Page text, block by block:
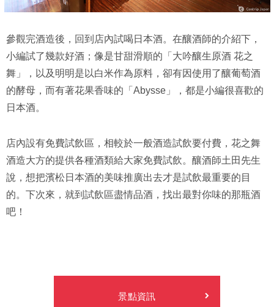
參觀完酒造後，回到店內試喝日本酒。在釀酒師的介紹下，
小編試了幾款好酒；像是甘甜滑順的「大吟釀生原酒 花之
舞」，以及明明是以白米作為原料，卻有因使用了釀葡萄酒
的酵母，而有著花果香味的「Abysse」，都是小編很喜歡的
日本酒。
店內設有免費試飲區，相較於一般酒造試飲要付費，花之舞
酒造大方的提供各種酒類給大家免費試飲。釀酒師土田先生
說，想把濱松日本酒的美味推廣出去才是試飲最重要的目
的。下次來，就到試飲區盡情品酒，找出最對你味的那瓶酒
吧！
景點資訊